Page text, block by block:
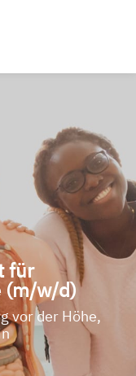
für
(m/w/d)
vor der Höhe,